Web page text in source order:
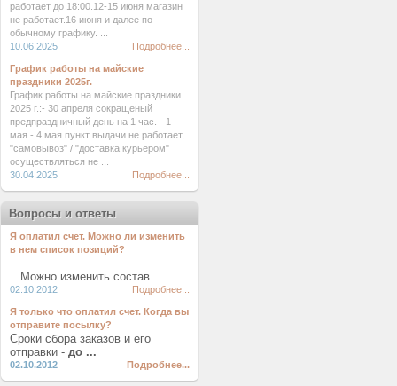
работает до 18:00.12-15 июня магазин
не работает.16 июня и далее по
обычному графику. ...
10.06.2025
Подробнее...
График работы на майские
праздники 2025г.
График работы на майские праздники
2025 г.:- 30 апреля сокращеный
предпраздничный день на 1 час. - 1
мая - 4 мая пункт выдачи не работает,
"самовывоз" / "доставка курьером"
осуществляться не ...
30.04.2025
Подробнее...
Вопросы и ответы
Я оплатил счет. Можно ли изменить
в нем список позиций?
Можно изменить состав ...
02.10.2012 Подробнее...
Я только что оплатил счет. Когда вы
отправите посылку?
Сроки сбора заказов и его
отправки - до ...
02.10.2012 Подробнее...